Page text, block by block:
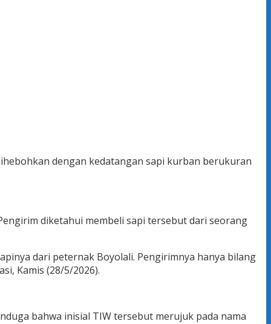
dengan kedatangan sapi kurban berukuran
diketahui membeli sapi tersebut dari seorang
dari peternak Boyolali. Pengirimnya hanya bilang
Kamis (28/5/2026).
bahwa inisial TIW tersebut merujuk pada nama